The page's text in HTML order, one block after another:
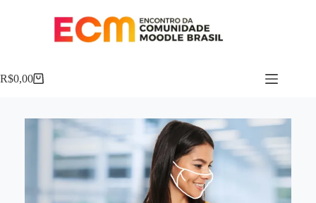
R$0,00